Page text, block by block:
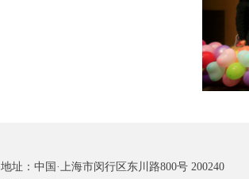
地址：中国·上海市闵行区东川路800号 200240